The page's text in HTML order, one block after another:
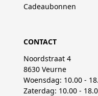
Cadeaubonnen
CONTACT
Noordstraat 4
8630 Veurne
Woensdag: 10.00 -
Zaterdag: 10.00 -